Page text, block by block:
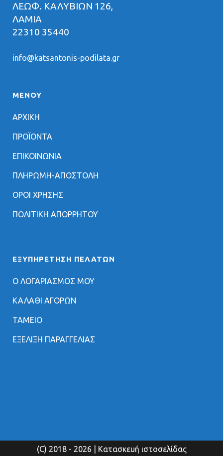
ΛΕΩΦ. ΚΑΛΥΒΙΩΝ 126,
ΛΑΜΙΑ
22310 35440
info@katsantonis-podilata.gr
ΜΕΝΟΥ
ΑΡΧΙΚΗ
ΠΡΟΪΟΝΤΑ
ΕΠΙΚΟΙΝΩΝΙΑ
ΠΛΗΡΩΜΗ-ΑΠΟΣΤΟΛΗ
ΟΡΟΙ ΧΡΗΣΗΣ
ΠΟΛΙΤΙΚΗ ΑΠΟΡΡΗΤΟΥ
ΕΞΥΠΗΡΈΤΗΣΗ ΠΕΛΑΤΏΝ
Ο ΛΟΓΑΡΙΑΣΜΟΣ ΜΟΥ
ΚΑΛΑΘΙ ΑΓΟΡΩΝ
ΤΑΜΕΙΟ
ΕΞΕΛΙΞΗ ΠΑΡΑΓΓΕΛΙΑΣ
(C) 2018 - 2026 | Κατασκευή ιστοσελίδας